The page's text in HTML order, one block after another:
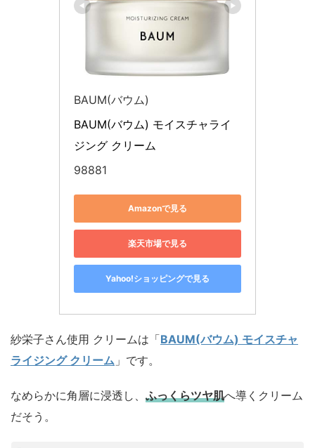
BAUM(バウム)
BAUM(バウム) モイスチャライ
ジング クリーム
98881
Amazonで見る
楽天市場で見る
Yahoo!ショッピングで見る
紗栄子さん使用 クリームは「BAUM(バウム) モイスチャ
ライジング クリーム 」です。
なめらかに角層に浸透し、 ふっくらツヤ肌へ導くクリーム
だそう。